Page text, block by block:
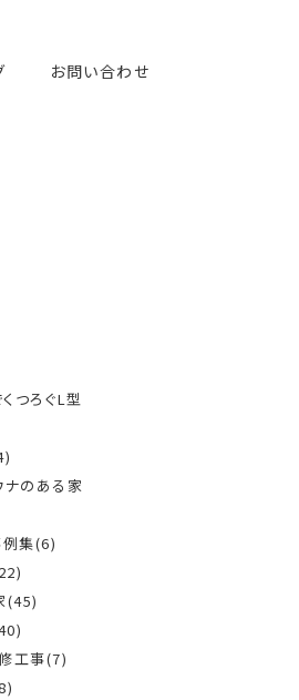
お問い合わせ
つろぐL型
のある家
集(6)
工事(7)